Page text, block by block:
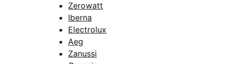
Zerowatt
Iberna
Electrolux
Aeg
Zanussi